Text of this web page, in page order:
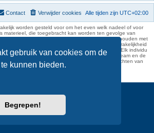
gebruik van cookies om de
kunnen bieden.
Begrepen!
Alle tijden zijn UTC+02:00
Verwijder cookies
Contact
worden gesteld voor om het even welk nadeel of voor
materieel, die toegebracht kan worden ten gevolge van
die rechtstreeks of onrechtstreeks verband houden met
van KAA Gent. Deze ontheffing van aansprakelijkheid
waarvan KAA Gent zich volledig distantieert. Elk individu
uitlatingen op het Buffalo Forum. Ook het webteam en de
gesteld worden voor de inhoud van berichten van
gebruikers.